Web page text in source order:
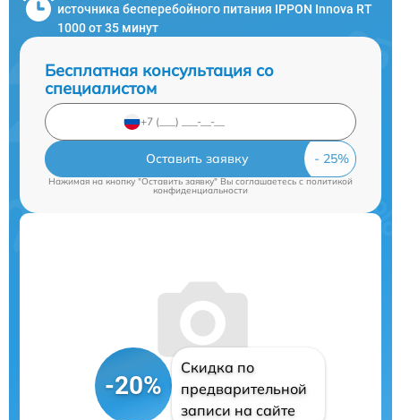
источника бесперебойного питания IPPON Innova RT
1000 от 35 минут
Бесплатная консультация со
специалистом
Оставить заявку
Нажимая на кнопку "Оставить заявку" Вы соглашаетесь cполитикой
конфиденциальности
-20%
Скидка по
предварительной
записи на сайте